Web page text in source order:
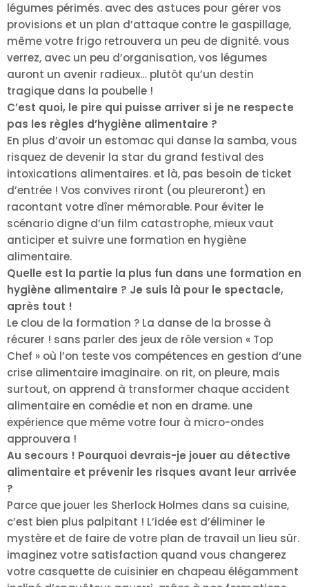
légumes périmés. avec des astuces pour gérer vos
provisions et un plan d’attaque contre le gaspillage,
même votre frigo retrouvera un peu de dignité. vous
verrez, avec un peu d’organisation, vos légumes
auront un avenir radieux… plutôt qu’un destin
tragique dans la poubelle !
C’est quoi, le pire qui puisse arriver si je ne respecte
pas les règles d’hygiène alimentaire ?
En plus d’avoir un estomac qui danse la samba, vous
risquez de devenir la star du grand festival des
intoxications alimentaires. et là, pas besoin de ticket
d’entrée ! Vos convives riront (ou pleureront) en
racontant votre dîner mémorable. Pour éviter le
scénario digne d’un film catastrophe, mieux vaut
anticiper et suivre une formation en hygiène
alimentaire.
Quelle est la partie la plus fun dans une formation en
hygiène alimentaire ? Je suis là pour le spectacle,
après tout !
Le clou de la formation ? La danse de la brosse à
récurer ! sans parler des jeux de rôle version « Top
Chef » où l’on teste vos compétences en gestion d’une
crise alimentaire imaginaire. on rit, on pleure, mais
surtout, on apprend à transformer chaque accident
alimentaire en comédie et non en drame. une
expérience que même votre four à micro-ondes
approuvera !
Au secours ! Pourquoi devrais-je jouer au détective
alimentaire et prévenir les risques avant leur arrivée
?
Parce que jouer les Sherlock Holmes dans sa cuisine,
c’est bien plus palpitant ! L’idée est d’éliminer le
mystère et de faire de votre plan de travail un lieu sûr.
imaginez votre satisfaction quand vous changerez
votre casquette de cuisinier en chapeau élégamment